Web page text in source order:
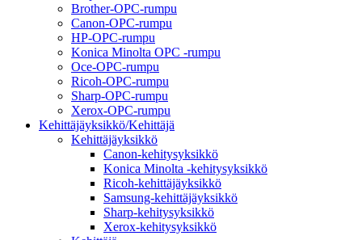
Brother-OPC-rumpu
Canon-OPC-rumpu
HP-OPC-rumpu
Konica Minolta OPC -rumpu
Oce-OPC-rumpu
Ricoh-OPC-rumpu
Sharp-OPC-rumpu
Xerox-OPC-rumpu
Kehittäjäyksikkö/Kehittäjä
Kehittäjäyksikkö
Canon-kehitysyksikkö
Konica Minolta -kehitysyksikkö
Ricoh-kehittäjäyksikkö
Samsung-kehittäjäyksikkö
Sharp-kehitysyksikkö
Xerox-kehitysyksikkö